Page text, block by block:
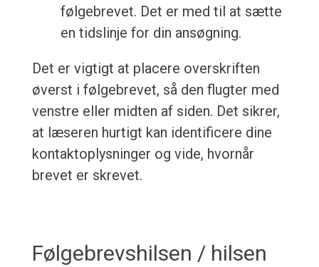
følgebrevet. Det er med til at sætte
en tidslinje for din ansøgning.
Det er vigtigt at placere overskriften
øverst i følgebrevet, så den flugter med
venstre eller midten af siden. Det sikrer,
at læseren hurtigt kan identificere dine
kontaktoplysninger og vide, hvornår
brevet er skrevet.
Følgebrevshilsen / hilsen